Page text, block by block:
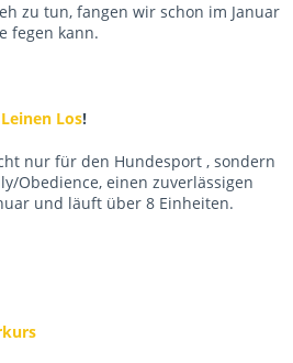
zu tun, fangen wir schon im Januar
fegen kann.
Los!
nur für den Hundesport , sondern
Obedience, einen zuverlässigen
und läuft über 8 Einheiten.